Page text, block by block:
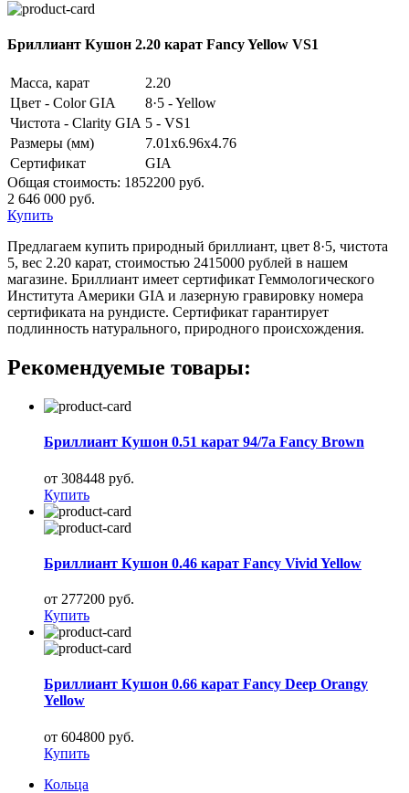
Бриллиант Кушон 2.20 карат Fancy Yellow VS1
Масса, карат
2.20
Цвет - Color GIA
8·5 - Yellow
Чистота - Clarity GIA 5 - VS1
Размеры (мм)
7.01x6.96x4.76
Сертификат
GIA
Общая стоимость: 1852200 руб.
2 646 000 руб.
Купить
Предлагаем купить природный бриллиант, цвет 8·5, чистота
5, вес 2.20 карат, стоимостью 2415000 рублей в нашем
магазине. Бриллиант имеет сертификат Геммологического
Института Америки GIA и лазерную гравировку номера
сертификата на рундисте. Сертификат гарантирует
подлинность натурального, природного происхождения.
Рекомендуемые товары:
Бриллиант Кушон 0.51 карат 94/7а Fancy Brown
от 308448 руб.
Купить
Бриллиант Кушон 0.46 карат Fancy Vivid Yellow
от 277200 руб.
Купить
Бриллиант Кушон 0.66 карат Fancy Deep Orangy
Yellow
от 604800 руб.
Купить
Кольца